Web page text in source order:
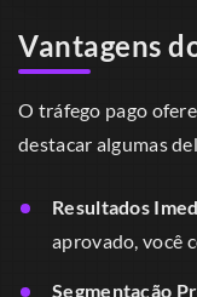
Vantagens
O tráfego pago
destacar algumas
Resultados
aprovado, você
Segmentação